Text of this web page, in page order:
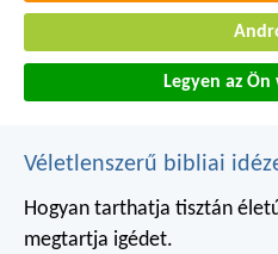
Legyen az
Véletlenszerű bibliai
Hogyan tarthatja tisztán
megtartja igédet.